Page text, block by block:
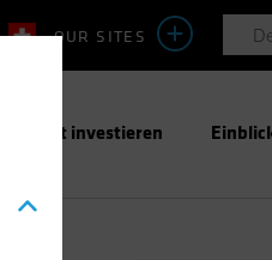
OUR SITES
investieren